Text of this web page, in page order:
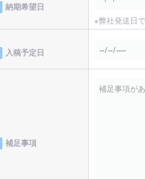
納期希望日
※弊社発送日
入稿予定日
補足事項